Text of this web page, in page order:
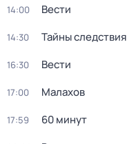
14:00 Вести
14:30 Тайны следствия
16:30 Вести
17:00 Малахов
17:59 60 минут